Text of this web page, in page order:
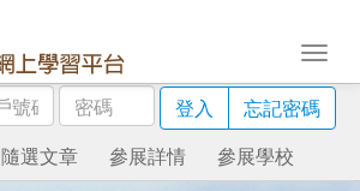
密
碼
登入
忘記密碼
隨選文章 參展詳情 參展學校